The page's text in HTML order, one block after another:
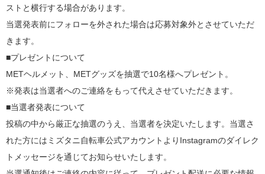
ストと横行する場合があります。
当選発表前にフォローを外された場合は応募対象外とさせていただ
きます。
■プレゼントについて
METヘルメット、METグッズを抽選で10名様へプレゼント。
※発表は当選者へのご連絡をもって代えさせていただきます。
■当選者発表について
投稿の中から厳正な抽選のうえ、当選者を決定いたします。当選さ
れた方にはミズタニ自転車公式アカウントよりInstagramのダイレク
トメッセージを通じてお知らせいたします。